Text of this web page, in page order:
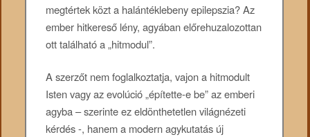
megtértek közt a halántéklebeny epilepszia? Az
ember hitkereső lény, agyában előrehuzalozottan
ott található a „hitmodul”.
A szerzőt nem foglalkoztatja, vajon a hitmodult
Isten vagy az evolúció „építette-e be” az emberi
agyba – szerinte ez eldönthetetlen világnézeti
kérdés -, hanem a modern agykutatás új